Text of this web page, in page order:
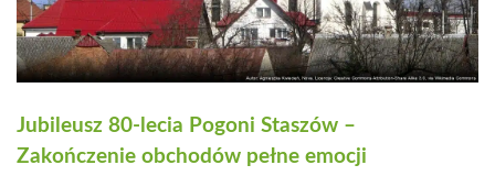
Jubileusz 80-lecia Pogoni Staszów –
Zakończenie obchodów pełne emocji